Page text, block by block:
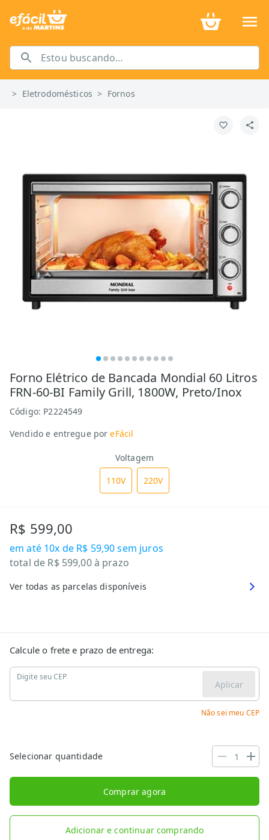
> Eletrodomésticos > Fornos
Forno Elétrico de Bancada Mondial 60 Litros
FRN-60-BI Family Grill, 1800W, Preto/Inox
Código: P2224549
Vendido e entregue por eFácil
Voltagem
110V
220V
R$ 599,00
em até 10x de R$ 59,90sem juros
total de R$ 599,00à prazo
Ver todas as parcelas disponíveis
Calcule o frete e prazo de entrega:
Digite seu CEP
Aplicar
Não sei meu CEP
Selecionar quantidade
Comprar agora
Adicionar e continuar comprando